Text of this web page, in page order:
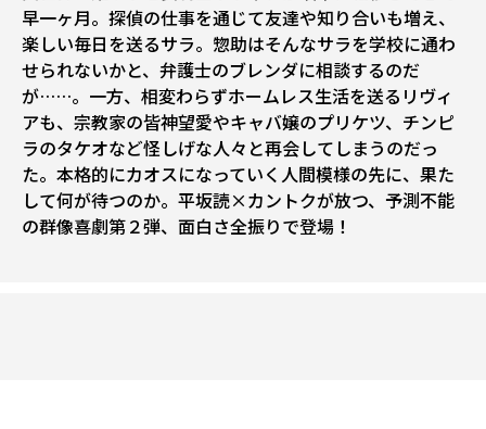
早一ヶ月。探偵の仕事を通じて友達や知り合いも増え、
楽しい毎日を送るサラ。惣助はそんなサラを学校に通わ
せられないかと、弁護士のブレンダに相談するのだ
が……。一方、相変わらずホームレス生活を送るリヴィ
アも、宗教家の皆神望愛やキャバ嬢のプリケツ、チンピ
ラのタケオなど怪しげな人々と再会してしまうのだっ
た。本格的にカオスになっていく人間模様の先に、果た
して何が待つのか――。平坂読×カントクが放つ、予測不能
の群像喜劇第２弾、面白さ全振りで登場！